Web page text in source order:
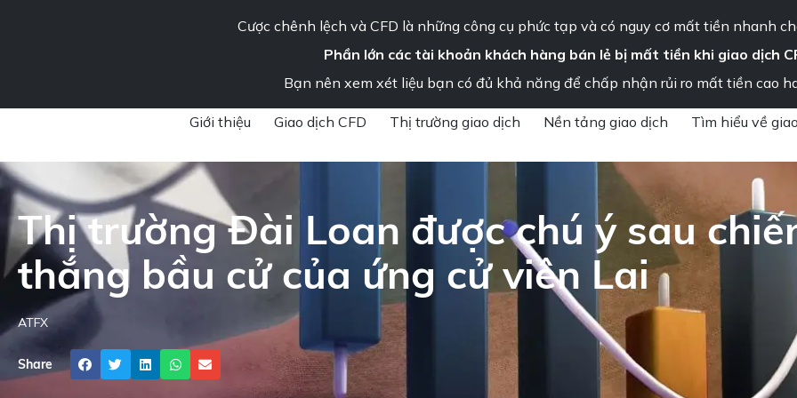
Thông báo quan trọng – Vui lòng đọc ngay
Cược chênh lệch và CFD là những công cụ phức tạp và có nguy cơ mất tiền nhanh
Phần lớn các tài khoản khách hàng bán lẻ bị mất tiền khi giao dịch
Bạn nên xem xét liệu bạn có đủ khả năng để chấp nhận rủi ro mất tiền cao
Liên hệ chúng tôi
Giới thiệu Giao dịch CFD Thị trường giao dịch Nền tảng giao dịch Tìm hiểu về
Thị trường Đài Loan được chú ý sau
thắng bầu cử của ứng cử viên Lai
ATFX
Share